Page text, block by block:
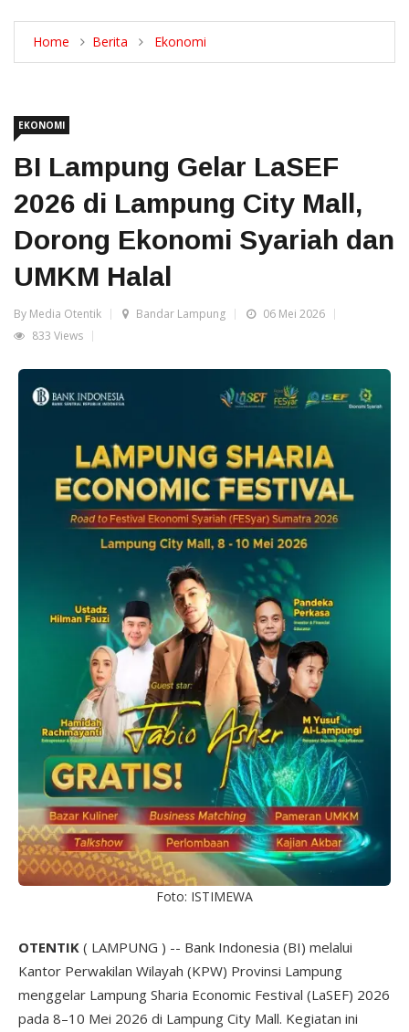
Home Berita Ekonomi
EKONOMI
BI Lampung Gelar LaSEF
2026 di Lampung City Mall,
Dorong Ekonomi Syariah dan
UMKM Halal
By Media Otentik Bandar Lampung
06 Mei 2026
833 Views
Foto: ISTIMEWA
OTENTIK ( LAMPUNG ) -- Bank Indonesia (BI) melalui
Kantor Perwakilan Wilayah (KPW) Provinsi Lampung
menggelar Lampung Sharia Economic Festival (LaSEF) 2026
pada 8–10 Mei 2026 di Lampung City Mall. Kegiatan ini